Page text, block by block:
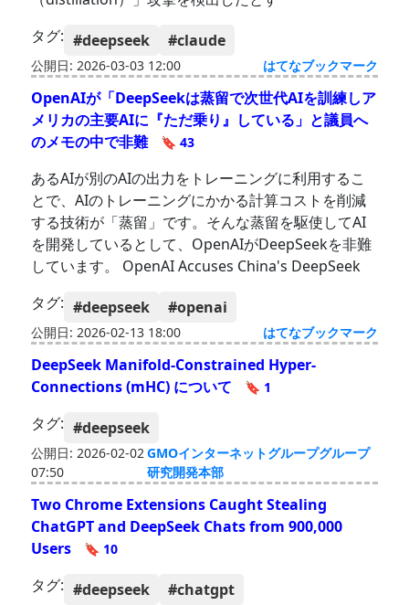
タグ: #deepseek #claude
公開日: 2026-03-03 12:00 はてなブックマーク
OpenAIが「DeepSeekは蒸留で次世代AIを訓練しア
メリカの主要AIに『ただ乗り』している」と議員へ
のメモの中で非難
🔖 43
あるAIが別のAIの出力をトレーニングに利用するこ
とで、AIのトレーニングにかかる計算コストを削減
する技術が「蒸留」です。そんな蒸留を駆使してAI
を開発しているとして、OpenAIがDeepSeekを非難
しています。 OpenAI Accuses China's DeepSeek
タグ: #deepseek #openai
公開日: 2026-02-13 18:00 はてなブックマーク
DeepSeek Manifold-Constrained Hyper-
Connections (mHC) について
🔖 1
タグ: #deepseek
公開日: 2026-02-02
07:50
GMOインターネットグループグループ
研究開発本部
Two Chrome Extensions Caught Stealing
ChatGPT and DeepSeek Chats from 900,000
Users
🔖 10
タグ: #deepseek #chatgpt